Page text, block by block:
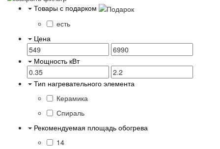
Товары с подарком
есть
Цена
Мощность кВт
Тип нагревательного элемента
Керамика
Спираль
Рекомендуемая площадь обогрева
14